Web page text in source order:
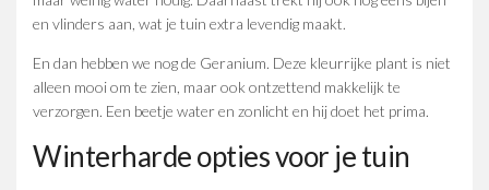
en vlinders aan, wat je tuin extra levendig maakt.
En dan hebben we nog de Geranium. Deze kleurrijke plant is niet
alleen mooi om te zien, maar ook ontzettend makkelijk te
verzorgen. Een beetje water en zonlicht en hij doet het prima.
Winterharde opties voor je tuin